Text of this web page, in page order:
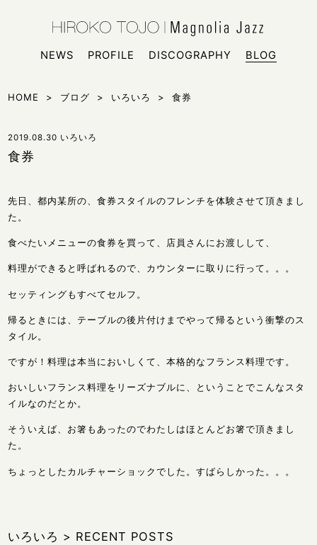
NEWS
PROFILE DISCOGRAPHY BLOG
HOME > ブログ > いろいろ > 食券
2019.08.30 いろいろ
食券
先日、都内某所の、食券スタイルのフレンチを体験させて頂きまし
た。
食べたいメニューの食券を買って、店員さんにお渡しして、
料理ができると呼ばれるので、カウンターに取りに行って。。。
セッティングもすべてセルフ。
帰るときには、テーブルの後片付けまでやって帰るという衝撃のス
タイル。
ですが！料理は本当においしくて、本格的なフランス料理です。
おいしいフランス料理をリーズナブルに、ということでこんなスタ
イルなのだとか。
そういえば、お箸もあったのでわたしはほとんどお箸で頂きまし
た。
ちょっとしたカルチャーショックでした。すばらしかった。。。
いろいろ > RECENT POSTS